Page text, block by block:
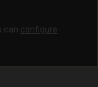
для генетических
консультируйтесь
Покупатель несет
всех применимых
can configure